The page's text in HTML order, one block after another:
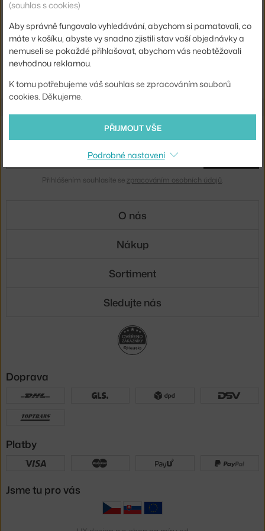
NORMANN COPENHAGEN
12 - 14 týdnů,8 875 Kč 12 - 14 týdnů,11 750 Kč
Ste zo Slovenska? Prejdite na
(souhlas s cookies)
Aby správně fungovalo vyhledávání, abychom si pamatovali, co
máte v košíku, abyste vy snadno zjistili stav vaší objednávky a
nemuseli se pokaždé přihlašovat, abychom vás neobtěžovali
nevhodnou reklamou.
K tomu potřebujeme váš souhlas se zpracováním souborů
cookies. Děkujeme.
PŘIJMOUT VŠE
Podrobné nastavení
Přihlášením souhlasíte se zpracováním osobních údajů
O nás
Nákup
Sortiment
Sledujte nás
Doprava
Platby
Jsme tu pro vás